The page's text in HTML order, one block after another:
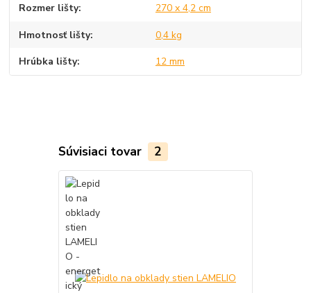
Rozmer lišty 270 x 4,2 cm
Hmotnosť lišty 0,4 kg
Hrúbka lišty 12 mm
Súvisiaci tovar 2